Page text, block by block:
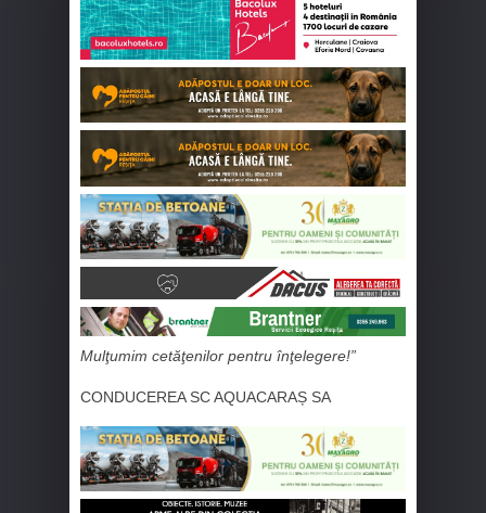
Mulţumim cetăţenilor pentru înţelegere!”
CONDUCEREA SC AQUACARAȘ SA